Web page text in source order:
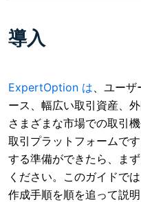
導入
ExpertOption は 、ユー
ース、幅広い取引資産、
さまざまな市場での取引
取引プラットフォームで
する準備ができたら、ま
ください。このガイドで
作成手順を順を追って説